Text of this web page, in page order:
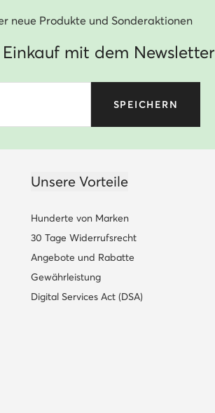
neue Produkte und Sonderaktionen
mit dem Newsletter
SPEICHERN
Unsere Vorteile
Hunderte von Marken
30 Tage Widerrufsrecht
Angebote und Rabatte
Gewährleistung
Digital Services Act (DSA)